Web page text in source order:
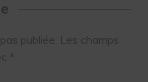
publiée. Les champs
*